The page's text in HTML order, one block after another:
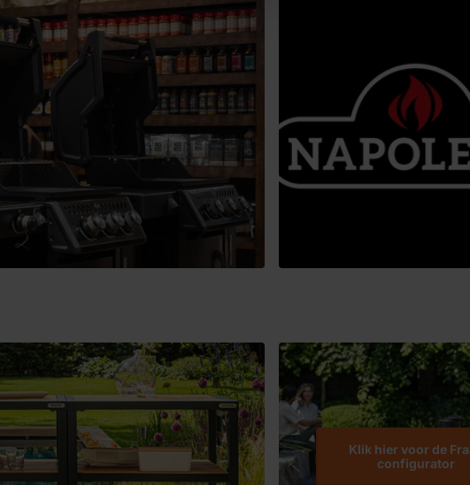
Klik hier voor de
configurator